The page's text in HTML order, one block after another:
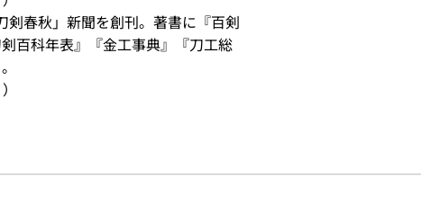
春秋」新聞を創刊。著書に『百剣
百科年表』『金工事典』『刀工総